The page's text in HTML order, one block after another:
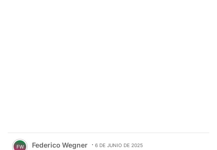
Comentario de Federico Wegner.
FW Federico Wegner 6 DE JUNIO DE 2025